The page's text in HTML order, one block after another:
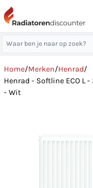
Home/Merken/Henrad/
Henrad - Softline ECO L
- Wit